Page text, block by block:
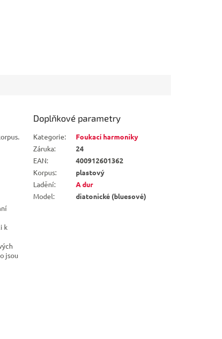
k
jsou
Doplňkové parametry
Kategorie:
Foukací harmoniky
Záruka:
24
EAN:
400912601362
Korpus:
plastový
Ladění:
A dur
Model: diatonické (bluesové)